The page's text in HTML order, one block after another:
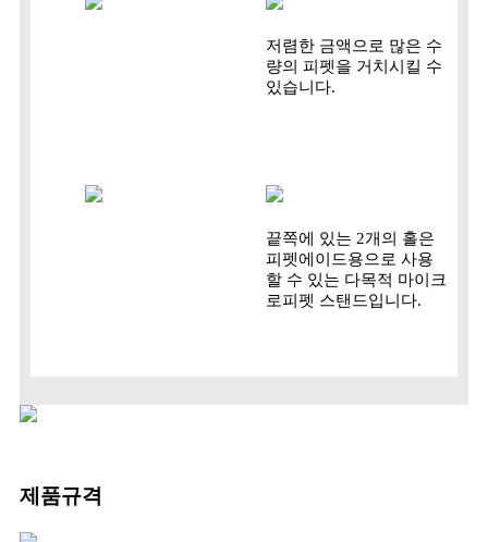
저렴한 금액으로 많은 수
량의 피펫을 거치시킬 수
있습니다.
끝쪽에 있는 2개의 홀은
피펫에이드용으로 사용
할 수 있는 다목적 마이크
로피펫 스탠드입니다.
제품규격